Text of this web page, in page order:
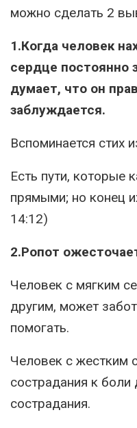
можно сделать 2
1.Когда человек
сердце постоянно
думает, что он
заблуждается.
Вспоминается стих
Есть пути, которые
прямыми; но конец
14:12)
2.Ропот
Человек с мягким
другим, может
помогать.
Человек с жестким
сострадания к боли
сострадания.